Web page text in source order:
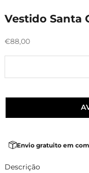
Vestido Santa
Preço promocional
€88,00
Envio gratuito em
Descrição